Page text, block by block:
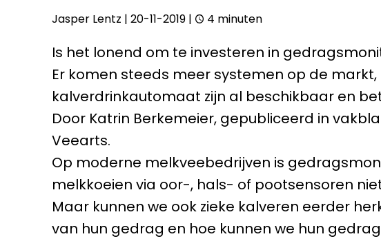
Jasper Lentz | 20-11-2019| 4 minuten
Is het lonend om te investeren in
Er komen steeds meer systemen op de
kalverdrinkautomaat zijn al beschikbaar en
Door Katrin Berkemeier, gepubliceerd in
Veearts.
Op moderne melkveebedrijven is
melkkoeien via oor-, hals- of pootsensoren
Maar kunnen we ook zieke kalveren eerder
van hun gedrag en hoe kunnen we hun